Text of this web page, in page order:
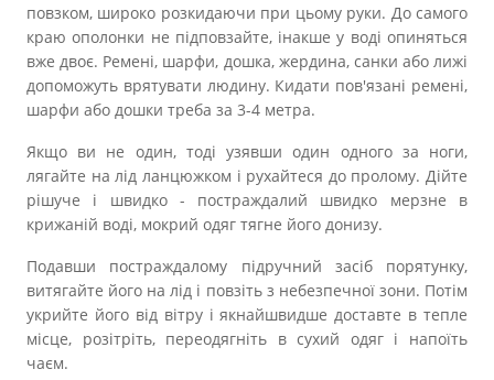
повзком, широко розкидаючи при цьому руки. До самого
краю ополонки не підповзайте, інакше у воді опиняться
вже двоє. Ремені, шарфи, дошка, жердина, санки або лижі
допоможуть врятувати людину. Кидати пов'язані ремені,
шарфи або дошки треба за 3-4 метра.
Якщо ви не один, тоді узявши один одного за ноги,
лягайте на лід ланцюжком і рухайтеся до пролому. Дійте
рішуче і швидко - постраждалий швидко мерзне в
крижаній воді, мокрий одяг тягне його донизу.
Подавши постраждалому підручний засіб порятунку,
витягайте його на лід і повзіть з небезпечної зони. Потім
укрийте його від вітру і якнайшвидше доставте в тепле
місце, розітріть, переодягніть в сухий одяг і напоїть
чаєм.